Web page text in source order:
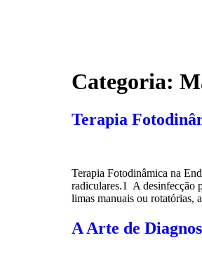
Categoria:
Terapia
Terapia Fotodinâmica na
radiculares.1 A desinfecção
limas manuais ou
A Arte de